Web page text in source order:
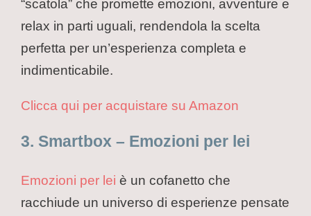
“scatola” che promette emozioni, avventure e
relax in parti uguali, rendendola la scelta
perfetta per un’esperienza completa e
indimenticabile.
Clicca qui per acquistare su Amazon
3. Smartbox – Emozioni per lei
Emozioni per lei è un cofanetto che
racchiude un universo di esperienze pensate